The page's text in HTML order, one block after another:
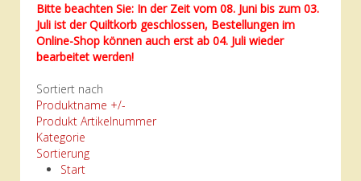
Bitte beachten Sie: In der Zeit vom 08. Juni bis zum 03.
Juli ist der Quiltkorb geschlossen, Bestellungen im
Online-Shop können auch erst ab 04. Juli wieder
bearbeitet werden!
Sortiert nach
Produktname +/-
Produkt Artikelnummer
Kategorie
Sortierung
Start